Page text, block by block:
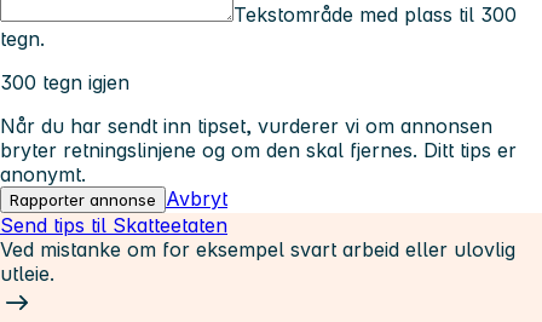
Tekstområde med plass til 300
tegn.
300 tegn igjen
Når du har sendt inn tipset, vurderer vi om annonsen
bryter retningslinjene og om den skal fjernes. Ditt tips er
anonymt.
Rapporter annonse
Avbryt
Send tips til Skatteetaten
Ved mistanke om for eksempel svart arbeid eller ulovlig
utleie.